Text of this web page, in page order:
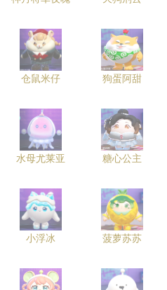
仓鼠米仔 狗蛋阿甜
水母尤莱亚 糖心公主
小浮冰 菠萝苏苏